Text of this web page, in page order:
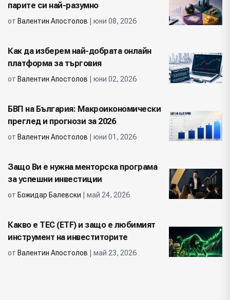
парите си най-разумно
от Валентин Апостолов | юни 08, 2026
Как да изберем най-добрата онлайн
платформа за търговия
от Валентин Апостолов | юни 02, 2026
БВП на България: Макроикономически
преглед и прогнози за 2026
от Валентин Апостолов | юни 01, 2026
Защо Ви е нужна менторска програма
за успешни инвестиции
от Божидар Балевски | май 24, 2026
Какво е ТЕС (ETF) и защо е любимият
инструмент на инвеститорите
от Валентин Апостолов | май 23, 2026